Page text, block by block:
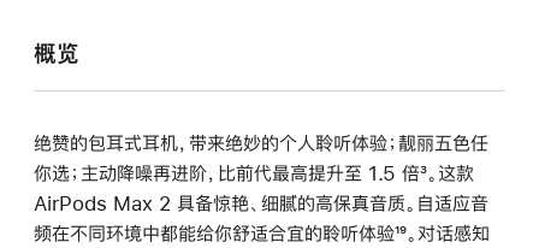
概览
绝赞的包耳式耳机，带来绝妙的个人聆听体验；靓丽五色任
你选；主动降噪再进阶，比前代最高提升至 1.5 倍脚
注
³。这款
AirPods Max 2 具备惊艳、细腻的高保真音质。自适应音
频在不同环境中都能给你舒适合宜的聆听体验脚
¹⁹。对话感知